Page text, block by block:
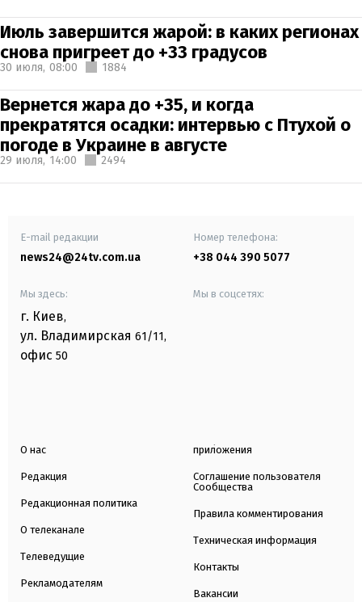
Июль завершится жарой: в каких регионах
снова пригреет до +33 градусов
30 июля, 08:00 1884
Вернется жара до +35, и когда
прекратятся осадки: интервью с Птухой о
погоде в Украине в августе
29 июля, 14:00 2494
E-mail редакции
news24@24tv.com.ua
Номер телефона:
+38 044 390 5077
Мы здесь:
г. Киев,
ул. Владимирская 61/11,
офис 50
Мы в соцсетях:
О нас
Редакция
Редакционная политика
О телеканале
Телеведущие
Рекламодателям
приложения
Соглашение пользователя
Сообщества
Правила комментирования
Техническая информация
Контакты
Вакансии